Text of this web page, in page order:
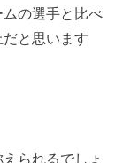
の選手と比べ
と思います
られるでしょ